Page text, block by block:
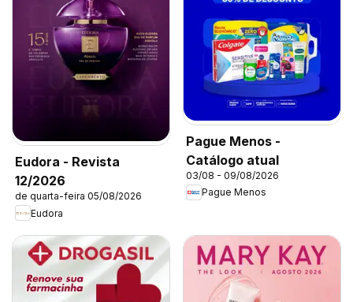
Eudora - Revista
12/2026
de quarta-feira 05/08/2026
Eudora
Pague Menos -
Catálogo atual
03/08 - 09/08/2026
Pague Menos